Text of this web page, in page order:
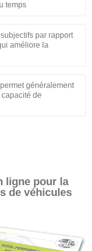
temps
par rapport
améliore la
généralement
de
ligne pour la
de véhicules